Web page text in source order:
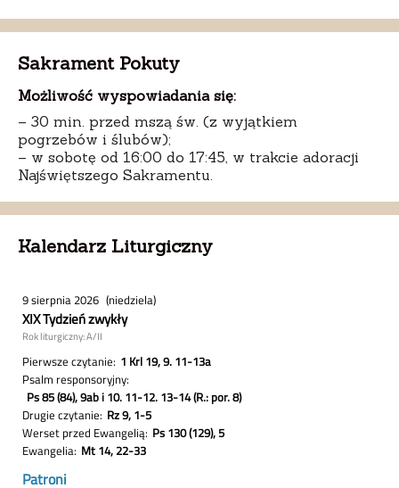
Sakrament Pokuty
Możliwość wyspowiadania się:
– 30 min. przed mszą św. (z wyjątkiem
pogrzebów i ślubów);
– w sobotę od 16:00 do 17:45, w trakcie adoracji
Najświętszego Sakramentu.
Kalendarz Liturgiczny